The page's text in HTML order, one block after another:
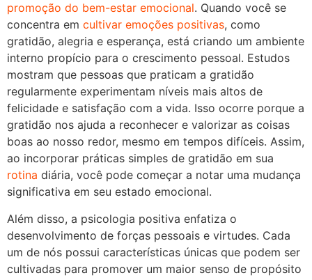
promoção do bem-estar emocional. Quando você se
concentra em cultivar emoções positivas, como
gratidão, alegria e esperança, está criando um ambiente
interno propício para o crescimento pessoal. Estudos
mostram que pessoas que praticam a gratidão
regularmente experimentam níveis mais altos de
felicidade e satisfação com a vida. Isso ocorre porque a
gratidão nos ajuda a reconhecer e valorizar as coisas
boas ao nosso redor, mesmo em tempos difíceis. Assim,
ao incorporar práticas simples de gratidão em sua
rotina diária, você pode começar a notar uma mudança
significativa em seu estado emocional.
Além disso, a psicologia positiva enfatiza o
desenvolvimento de forças pessoais e virtudes. Cada
um de nós possui características únicas que podem ser
cultivadas para promover um maior senso de propósito